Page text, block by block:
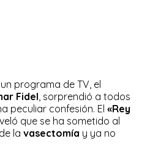
programa de TV, el
Fidel , sorprendió a todos
peculiar confesión. El«Rey
que se ha sometido al
lavasectomía y ya no